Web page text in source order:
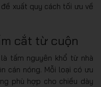
xuất quy cách tối ưu về
cắt từ cuộn
tấm nguyên khổ từ nhà
cán nóng. Mỗi loại có ưu
phù hợp cho chiều dày